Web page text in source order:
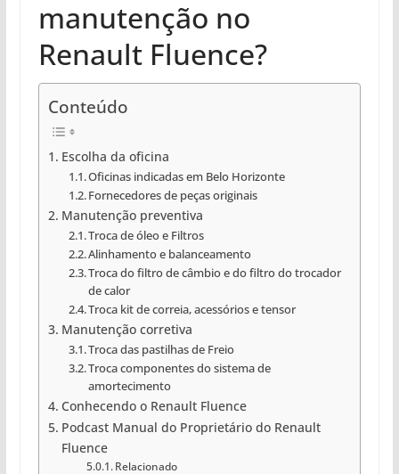
manutenção no
Renault Fluence?
Conteúdo
Escolha da oficina
Oficinas indicadas em Belo Horizonte
Fornecedores de peças originais
Manutenção preventiva
Troca de óleo e Filtros
Alinhamento e balanceamento
Troca do filtro de câmbio e do filtro do trocador
de calor
Troca kit de correia, acessórios e tensor
Manutenção corretiva
Troca das pastilhas de Freio
Troca componentes do sistema de
amortecimento
Conhecendo o Renault Fluence
Podcast Manual do Proprietário do Renault
Fluence
Relacionado